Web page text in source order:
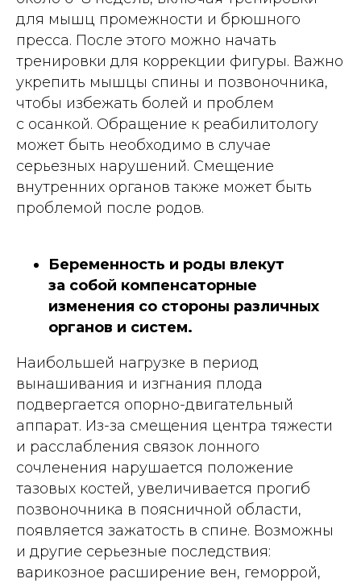
для мышц промежности и брюшного
пресса. После этого можно начать
тренировки для коррекции фигуры. Важно
укрепить мышцы спины и позвоночника,
чтобы избежать болей и проблем
с осанкой. Обращение к реабилитологу
может быть необходимо в случае
серьезных нарушений. Смещение
внутренних органов также может быть
проблемой после родов.
Беременность и роды влекут
за собой компенсаторные
изменения со стороны различных
органов и систем.
Наибольшей нагрузке в период
вынашивания и изгнания плода
подвергается опорно-двигательный
аппарат. Из-за смещения центра тяжести
и расслабления связок лонного
сочленения нарушается положение
тазовых костей, увеличивается прогиб
позвоночника в поясничной области,
появляется зажатость в спине. Возможны
и другие серьезные последствия:
варикозное расширение вен, геморрой,